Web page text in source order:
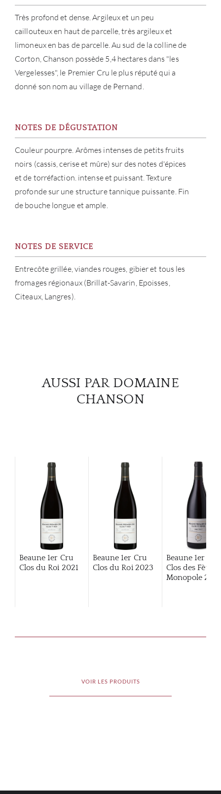
Très profond et dense. Argileux et un peu
caillouteux en haut de parcelle, très argileux et
limoneux en bas de parcelle. Au sud de la colline de
Corton, Chanson possède 5,4 hectares dans "les
Vergelesses", le Premier Cru le plus réputé qui a
donné son nom au village de Pernand.
NOTES DE DÉGUSTATION
Couleur pourpre. Arômes intenses de petits fruits
noirs (cassis, cerise et mûre) sur des notes d'épices
et de torréfaction. intense et puissant. Texture
profonde sur une structure tannique puissante. Fin
de bouche longue et ample.
NOTES DE SERVICE
Entrecôte grillée, viandes rouges, gibier et tous les
fromages régionaux (Brillat-Savarin, Epoisses,
Citeaux, Langres).
AUSSI PAR DOMAINE
CHANSON
Beaune 1er Cru
Clos du Roi 2021
Beaune 1er Cru
Clos du Roi 2023
Beaune 1er Cru
Clos des Fèves
Monopole 2014
VOIR LES PRODUITS